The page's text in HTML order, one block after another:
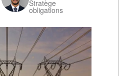
Stratège
obligations